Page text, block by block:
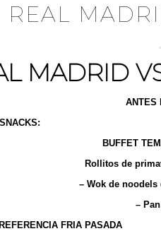
REAL
MADRID
ANTES
SNACKS:
BUFFET
Rollitos de
– Wok de
–
REFERENCIA FRIA PASADA